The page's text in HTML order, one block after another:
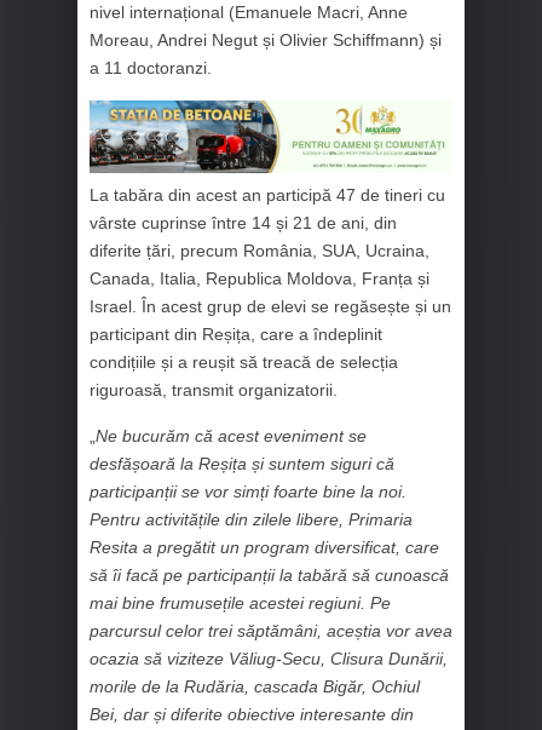
nivel internațional (Emanuele Macri, Anne
Moreau, Andrei Negut și Olivier Schiffmann) și
a 11 doctoranzi.
La tabăra din acest an participă 47 de tineri cu
vârste cuprinse între 14 și 21 de ani, din
diferite țări, precum România, SUA, Ucraina,
Canada, Italia, Republica Moldova, Franța și
Israel. În acest grup de elevi se regăsește și un
participant din Reșița, care a îndeplinit
condițiile și a reușit să treacă de selecția
riguroasă, transmit organizatorii.
Ne bucurăm că acest eveniment se
desfășoară la Reșița și suntem siguri că
participanții se vor simți foarte bine la noi.
Pentru activitățile din zilele libere, Primaria
Resita a pregătit un program diversificat, care
să îi facă pe participanții la tabără să cunoască
mai bine frumusețile acestei regiuni. Pe
parcursul celor trei săptămâni, aceștia vor avea
ocazia să viziteze Văliug-Secu, Clisura Dunării,
morile de la Rudăria, cascada Bigăr, Ochiul
Bei, dar și diferite obiective interesante din